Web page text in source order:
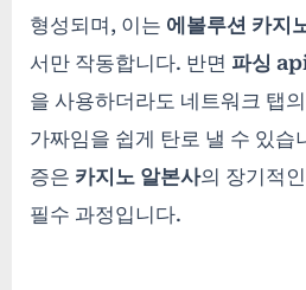
형성되며, 이는 에볼루션 카지
서만 작동합니다. 반면 파싱
을 사용하더라도 네트워크 탭
가짜임을 쉽게 탄로 낼 수 있습
증은 카지노 알본사의 장기적
필수 과정입니다.